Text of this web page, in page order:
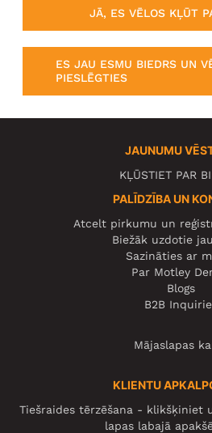
JĀ, ES VĒLOS KĻŪT
ES JAU ESMU BIEDRS UN
PIESLĒGTIES
JAUNUMU
KĻŪSTIET PAR
PALĪDZĪBA UN
Atcelt pirkumu un
Biežāk uzdotie
Sazināties ar
Par Motley
Blogs
B2B
Mājaslapas
KLIENTU
Tiešraides tērzēšana - klikšķiniet
lapas labajā